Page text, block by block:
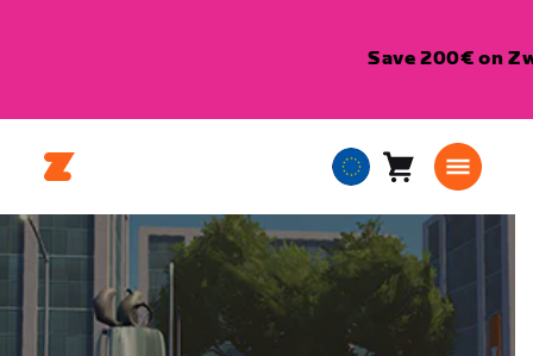
Save 200€ on
European
Union
English
Cart0